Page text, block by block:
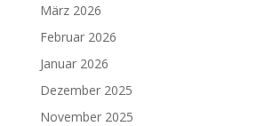
März 2026
Februar 2026
Januar 2026
Dezember 2025
November 2025